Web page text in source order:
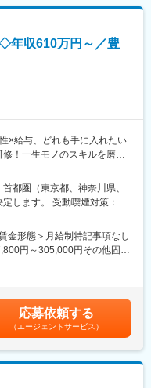
ームのため、一つのメーカー
の医療用医薬品に携わるこ
ルを中心に学びます。
の取り方、声のトーン、話
を聞いてくれるので、安心
わからないことは、上司や
れるので、一人で抱えるこ
年収610万円～／豊
×給与、どれも手に入れたい
！一生モノのスキルを磨く
療機器メーカーの名刺を持
人々の命を守る商材に携わ
ちに、平均して2～3年単位
クトに配属させていただき
アントである医療機器メー
師や看護師など医療従事者
都圏（東京都、神奈川県、
します。 受動喫煙対策：そ
金形態＞月給制特記事項なし
円～305,000円その他固定
稼働手当(35,000円)、外勤
）■変動賞与制（6月・12
ティブ：3月（対象者）賃
考を通じて上下する可能性
含めた表記です。
応募依頼する
（エージェントサービス）